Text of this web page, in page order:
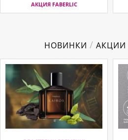
АКЦИЯ FABERLIC
НОВИНКИ / АКЦИИ